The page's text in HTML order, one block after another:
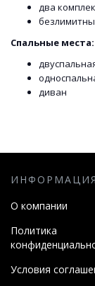
два
Спальные места:
диван
ИНФОРМАЦИЯ
О компании
Политика
Условия